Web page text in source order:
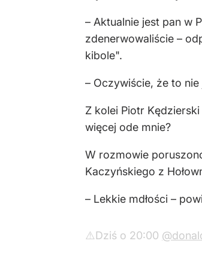
– Aktualnie jest pan w
zdenerwowaliście –
kibole".
– Oczywiście, że to nie
Z kolei Piotr
więcej ode mnie?
W rozmowie
Kaczyńskiego z
– Lekkie mdłości –
⚠️Dziś o 20:00